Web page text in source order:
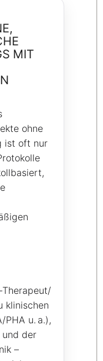
MIT
ohne
ist oft nur
klinischen
PHA u. a.),
der
–